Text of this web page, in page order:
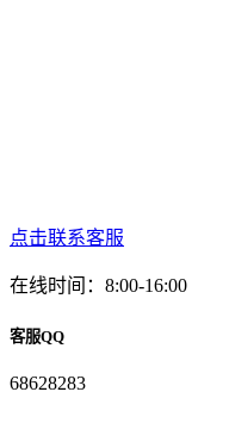
点击联系客服
在线时间：8:00-16:00
客服QQ
68628283